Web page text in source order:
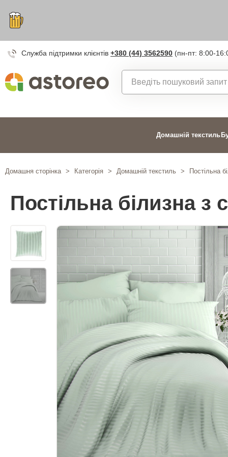
Служба підтримки клієнтів +380 (44) 3562590 (пн-пт: 8:00-
Домашній текстиль
Домашня сторінка > Категорія > Домашній текстиль > Постільна
Постільна білизна з